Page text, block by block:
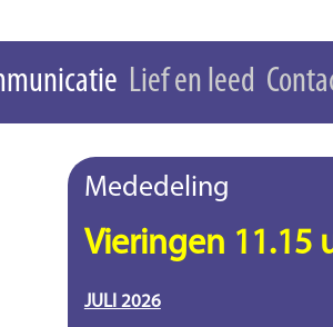
Lief en leed
Mededeling
Vieringen 11.15
JULI 2026